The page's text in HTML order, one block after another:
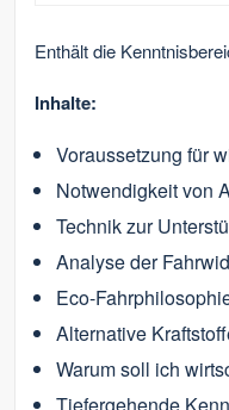
Enthält die
Inhalte:
Voraussetzung für
Notwendigkeit von
Technik zur
Analyse der
Eco-
Alternative
Warum soll ich